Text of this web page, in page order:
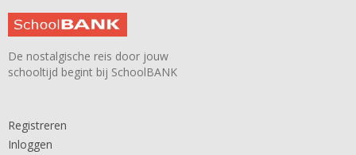
De nostalgische reis door jouw
schooltijd begint bij SchoolBANK
Registreren
Inloggen